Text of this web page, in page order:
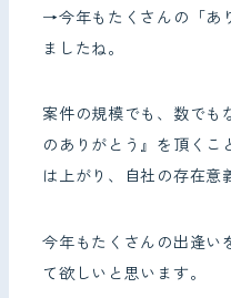
→今年もたくさんの「あ
ましたね。
案件の規模でも、数でも
のありがとう』を頂く
は上がり、自社の存在意
今年もたくさんの出逢い
て欲しいと思います。